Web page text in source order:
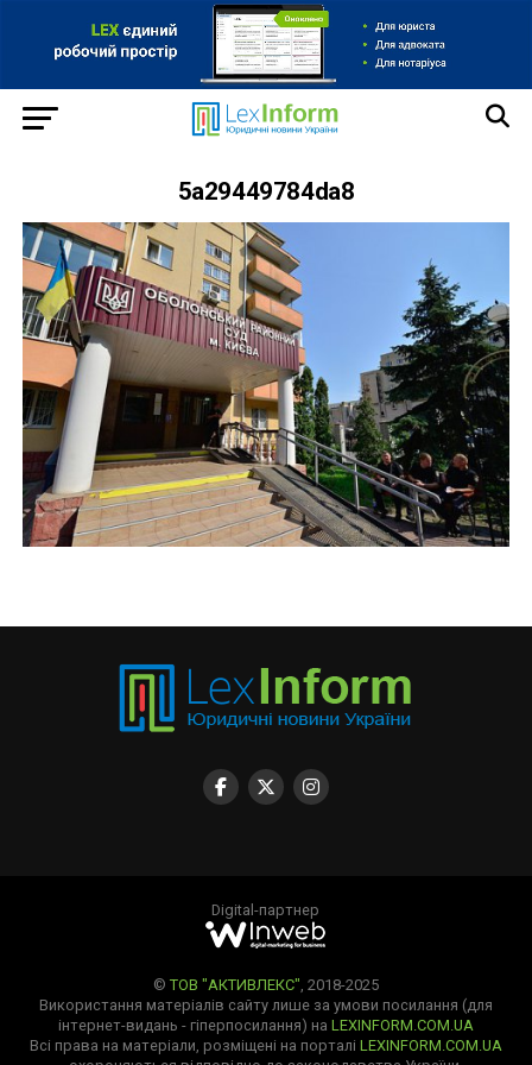
5a29449784da8
Digital-партнер
© ТОВ "АКТИВЛЕКС", 2018-2025
Використання матеріалів сайту лише за умови посилання (для
інтернет-видань - гіперпосилання) на LEXINFORM.COM.UA
Всі права на матеріали, розміщені на порталі LEXINFORM.COM.UA